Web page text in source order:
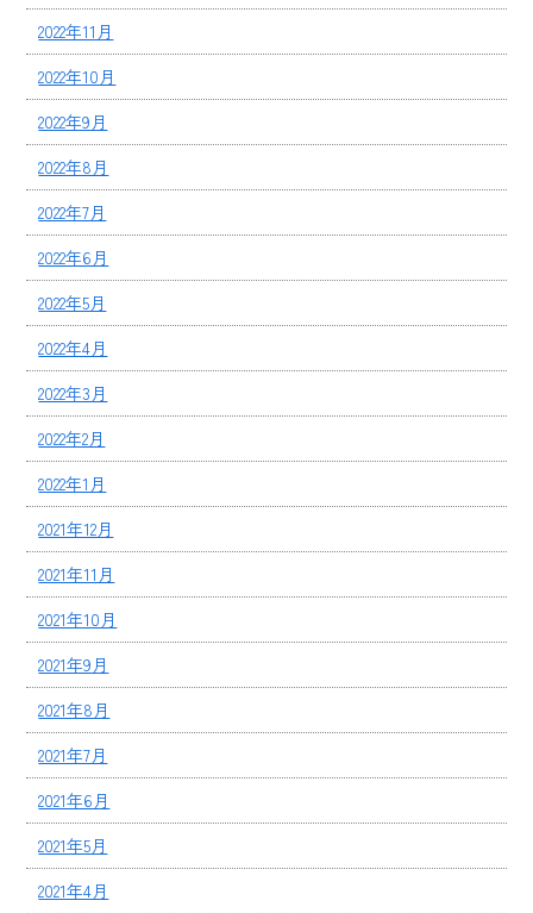
2022年11月
2022年10月
2022年9月
2022年8月
2022年7月
2022年6月
2022年5月
2022年4月
2022年3月
2022年2月
2022年1月
2021年12月
2021年11月
2021年10月
2021年9月
2021年8月
2021年7月
2021年6月
2021年5月
2021年4月